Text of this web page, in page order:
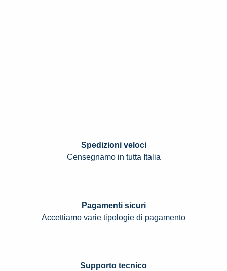
Spedizioni veloci
Censegnamo in tutta Italia
Pagamenti sicuri
Accettiamo varie tipologie di pagamento
Supporto tecnico